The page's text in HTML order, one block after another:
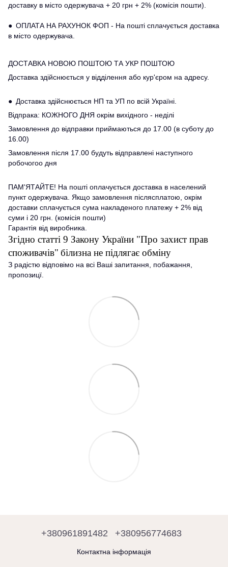
доставку в місто одержувача + 20 грн + 2% (комісія пошти).
● ОПЛАТА НА РАХУНОК ФОП - На пошті сплачується доставка
в місто одержувача.
ДОСТАВКА НОВОЮ ПОШТОЮ ТА УКР ПОШТОЮ
Доставка здійснюється у відділення або кур'єром на адресу.
● Доставка здійснюється НП та УП по всій Україні.
Відпрака: КОЖНОГО ДНЯ окрім вихідного - неділі
Замовлення до відправки приймаються до 17.00 (в суботу до
16.00)
Замовлення після 17.00 будуть відправлені наступного
робочогоо дня
ПАМ'ЯТАЙТЕ! На пошті оплачується доставка в населений
пункт одержувача. Якщо замовлення післясплатою, окрім
доставки сплачується сума накладеного платежу + 2% від
суми і 20 грн. (комісія пошти)
Гарантія від виробника.
Згідно статті 9 Закону України "Про захист прав
споживачів" білизна не підлягає обміну
З радістю відповімо на всі Ваші запитання, побажання,
пропозицї.
+380961891482 +380956774683
Контактна інформація